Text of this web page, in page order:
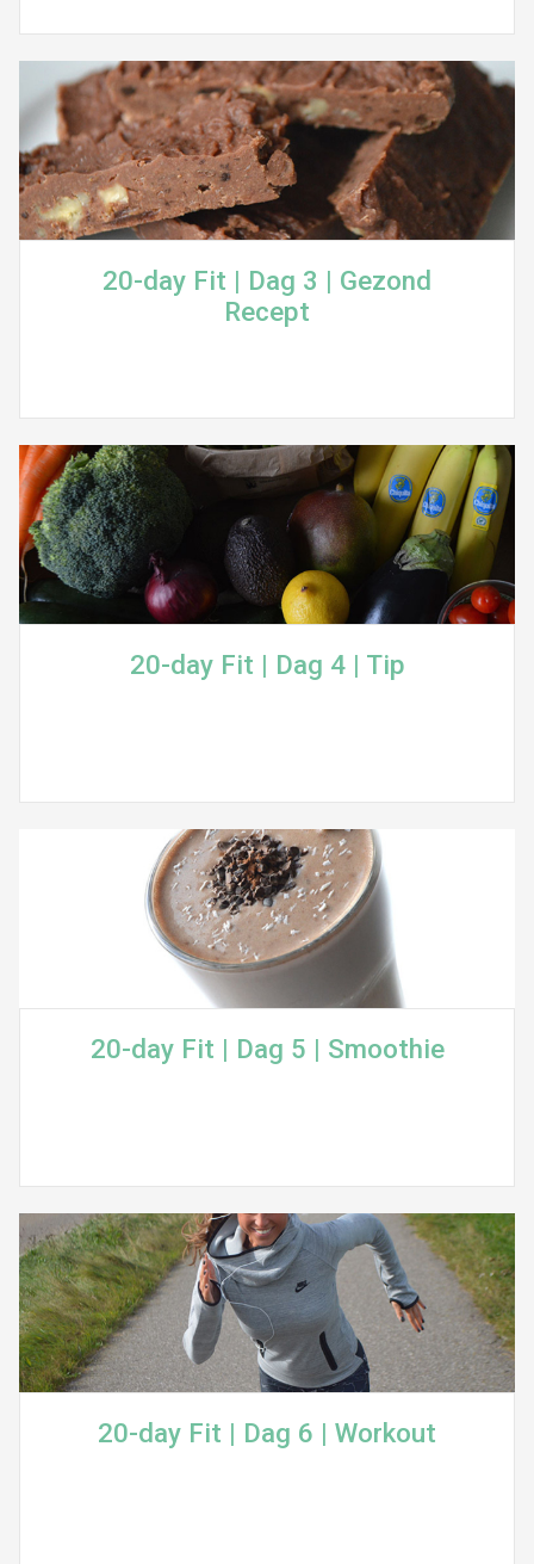
20-day Fit | Dag 3 | Gezond
Recept
20-day Fit | Dag 4 | Tip
20-day Fit | Dag 5 | Smoothie
20-day Fit | Dag 6 | Workout